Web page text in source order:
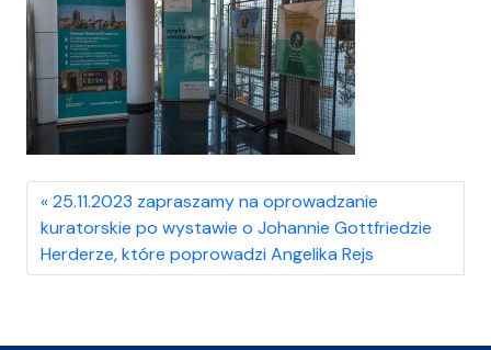
25.11.2023 zapraszamy na oprowadzanie
kuratorskie po wystawie o Johannie Gottfriedzie
Herderze, które poprowadzi Angelika Rejs